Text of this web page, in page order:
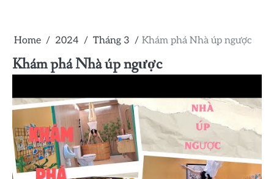
Home 2024 Tháng 3 Khám phá Nhà úp ngược
Khám phá Nhà úp ngược